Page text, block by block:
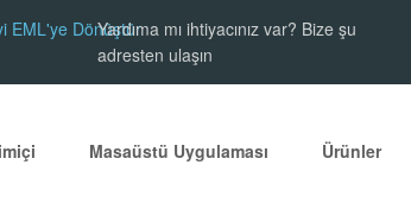
EML'ye DönüştürYardıma mı ihtiyacınız var? Bize şu
adresten ulaşın
Masaüstü Uygulaması Ürünler